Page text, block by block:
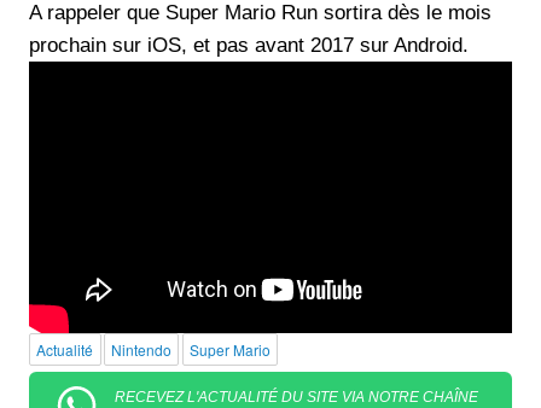
A rappeler que Super Mario Run sortira dès le mois
prochain sur iOS, et pas avant 2017 sur Android.
Actualité Nintendo Super Mario
RECEVEZ L'ACTUALITÉ DU SITE VIA NOTRE CHAÎNE